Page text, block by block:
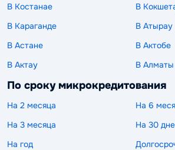
В Костанае
В
В Караганде
В Атырау
В Астане
В Актобе
В Актау
В Алматы
По сроку микрокредитования
На 2 месяца
На 6
На 3 месяца
На 30
На год